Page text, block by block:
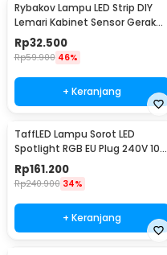
Rybakov Lampu LED Strip DIY
Lemari Kabinet Sensor Gerak
4.5W 1M - 2835
Rp32.500
Rp59.900 46%
+ Keranjang
TaffLED Lampu Sorot LED
Spotlight RGB EU Plug 240V 10W
- L18RG
Rp161.200
Rp240.900 34%
+ Keranjang